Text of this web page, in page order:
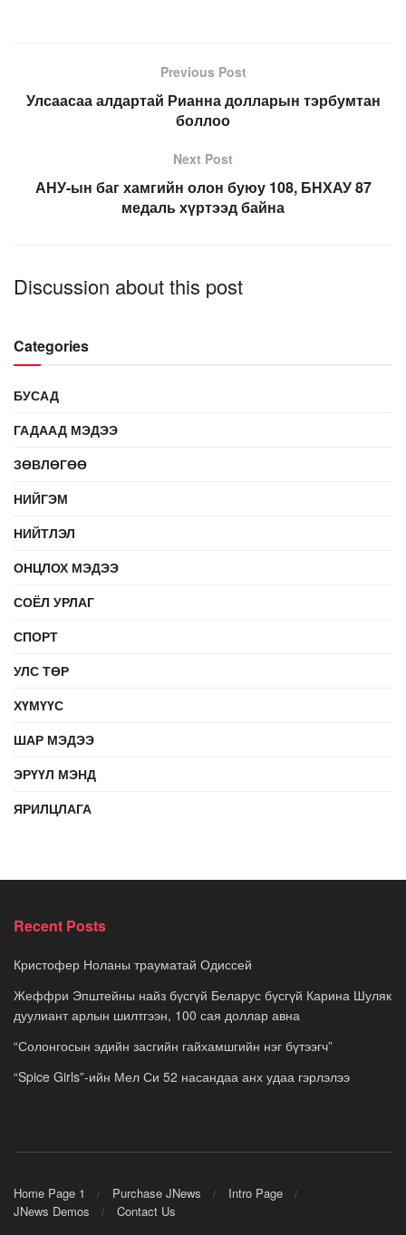
Previous Post
Улсаасаа алдартай Рианна долларын тэрбумтан
боллоо
Next Post
АНУ-ын баг хамгийн олон буюу 108, БНХАУ 87
медаль хүртээд байна
Discussion about this post
Categories
БУСАД
ГАДААД МЭДЭЭ
ЗӨВЛӨГӨӨ
НИЙГЭМ
НИЙТЛЭЛ
ОНЦЛОХ МЭДЭЭ
СОЁЛ УРЛАГ
СПОРТ
УЛС ТӨР
ХҮМҮҮС
ШАР МЭДЭЭ
ЭРҮҮЛ МЭНД
ЯРИЛЦЛАГА
Recent Posts
Кристофер Ноланы трауматай Одиссей
Жеффри Эпштейны найз бүсгүй Беларус бүсгүй Карина Шуляк
дуулиант арлын шилтгээн, 100 сая доллар авна
“Солонгосын эдийн засгийн гайхамшгийн нэг бүтээгч”
“Spice Girls”-ийн Мел Си 52 насандаа анх удаа гэрлэлээ
Home Page 1 Purchase JNews
Intro Page
JNews Demos
Contact Us